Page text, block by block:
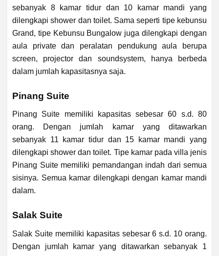
sebanyak 8 kamar tidur dan 10 kamar mandi yang
dilengkapi shower dan toilet. Sama seperti tipe kebunsu
Grand, tipe Kebunsu Bungalow juga dilengkapi dengan
aula private dan peralatan pendukung aula berupa
screen, projector dan soundsystem, hanya berbeda
dalam jumlah kapasitasnya saja.
Pinang Suite
Pinang Suite memiliki kapasitas sebesar 60 s.d. 80
orang. Dengan jumlah kamar yang ditawarkan
sebanyak 11 kamar tidur dan 15 kamar mandi yang
dilengkapi shower dan toilet. Tipe kamar pada villa jenis
Pinang Suite memiliki pemandangan indah dari semua
sisinya. Semua kamar dilengkapi dengan kamar mandi
dalam.
Salak Suite
Salak Suite memiliki kapasitas sebesar 6 s.d. 10 orang.
Dengan jumlah kamar yang ditawarkan sebanyak 1